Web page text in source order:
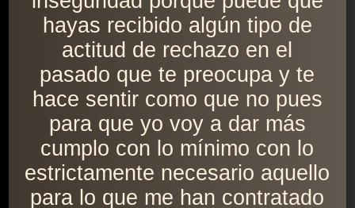
hayas recibido algún tipo de
actitud de rechazo en el
pasado que te preocupa y te
hace sentir como que no pues
para que yo voy a dar más
cumplo con lo mínimo con lo
estrictamente necesario aquello
para lo que me han contratado